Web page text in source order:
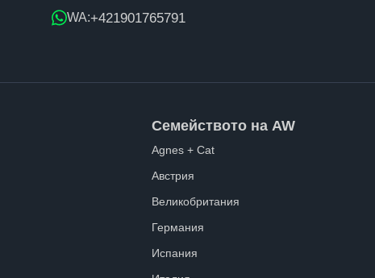
WA:+421901765791
Семейството на AW
Agnes + Cat
Австрия
Великобритания
Германия
Испания